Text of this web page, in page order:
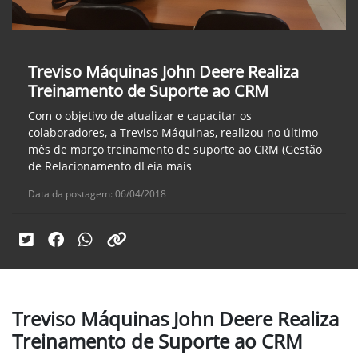
Treviso Máquinas John Deere Realiza
Treinamento de Suporte ao CRM
Com o objetivo de atualizar e capacitar os
colaboradores, a Treviso Máquinas, realizou no último
mês de março treinamento de suporte ao CRM (Gestão
de Relacionamento dLeia mais
Data da postagem: 06/04/2018
Treviso Máquinas John Deere Realiza
Treinamento de Suporte ao CRM